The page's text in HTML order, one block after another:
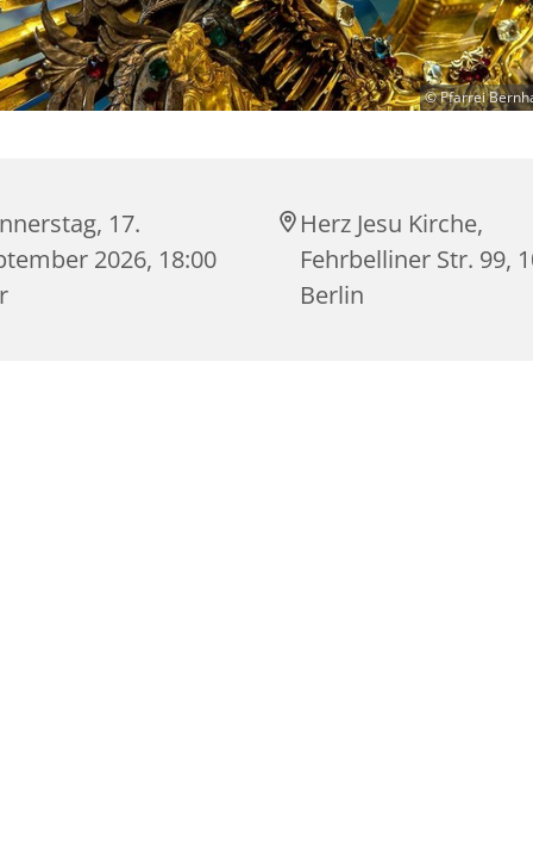
© Pfarrei
17.
2026, 18:00
Herz Jesu Kirche,
Fehrbelliner Str. 99,
Berlin